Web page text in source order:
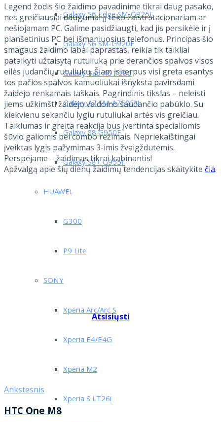
Galaxy S6 Edge SM-G925F
Galaxy S6 SM-G920F
Galaxy Tab A6 T280
Galaxy A7 SM-A750FN
Galaxy S8 G950F
Galaxy S8+ G955F
HUAWEI
G300
P9 Lite
SONY
Xperia Arc/Arc S
Xperia E4/E4G
Xperia M2
Xperia S LT26i
Legend žodis šio žaidimo pavadinime tikrai daug pasako,
nes greičiausiai daugumai jį teko žaisti stacionariam ar
nešiojamam PC. Galime pasidžiaugti, kad jis persikėlė ir į
planšetinius PC bei išmaniuosius telefonus. Principas šio
smagaus žaidimo labai paprastas, reikia tik taikliai
pataikyti užtaisytą rutuliuką prie derančios spalvos visos
eilės judančių rutuliukų. Šiam įsiterpus visi greta esantys
tos pačios spalvos kamuoliukai išnyksta pavirsdami
žaidėjo renkamais taškais. Pagrindinis tikslas – neleisti
jiems užkimšti žaidėjo valdomo šaudančio pabūklo. Su
kiekvienu sekančiu lygiu rutuliukai artės vis greičiau.
Taiklumas ir greita reakcija bus įvertinta specialiomis
šūvio galiomis bei combo rėžimais. Nepriekaištingai
įveiktas lygis pažymimas 3-imis žvaigždutėmis.
Perspėjame – žaidimas tikrai kabinantis!
Apžvalgą apie šių dienų žaidimų tendencijas skaitykite čia.
Atsisiųsti
Ankstesnis
HTC One M8